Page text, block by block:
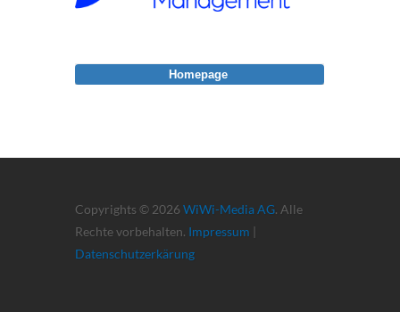
Copyrights © 2026 WiWi-Media AG. Alle
Rechte vorbehalten. Impressum |
Datenschutzerkärung
Homepage